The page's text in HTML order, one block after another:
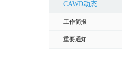
CAWD动态
工作简报
重要通知